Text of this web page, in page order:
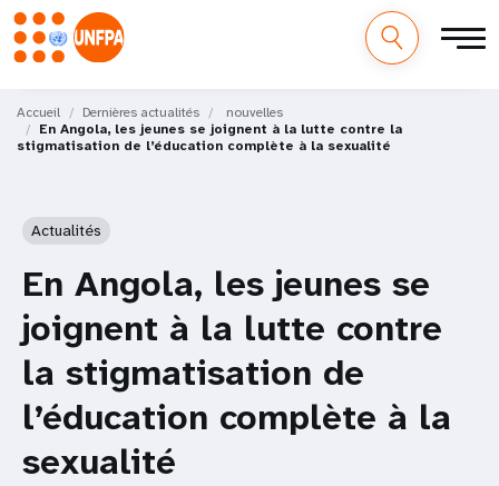
au
contenu
principal
M
a
Accueil Dernières actualités
nouvelles
En Angola, les jeunes se joignent à la lutte contre la
stigmatisation de l’éducation complète à la sexualité
Actualités
En Angola, les jeunes se
joignent à la lutte contre
la stigmatisation de
l’éducation complète à la
sexualité